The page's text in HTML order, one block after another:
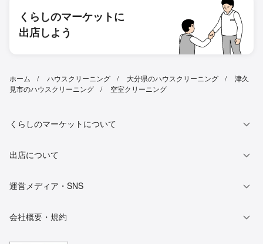
くらしのマーケットに
出店しよう
ホーム ハウスクリーニング 大分県のハウスクリーニング
津久
見市のハウスクリーニング
空室クリーニング
くらしのマーケットについて
出店について
運営メディア・SNS
会社概要・規約